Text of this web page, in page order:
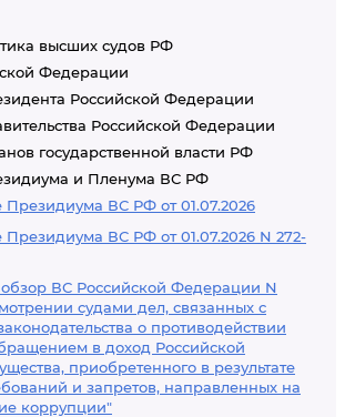
высших судов РФ
Федерации
Российской Федерации
Российской Федерации
государственной власти РФ
и Пленума ВС РФ
Президиума ВС РФ от 01.07.2026
Президиума ВС РФ от 01.07.2026 N 272-
ВС Российской Федерации N
судами дел, связанных с
о противодействии
в доход Российской
приобретенного в результате
и запретов, направленных на
коррупции"